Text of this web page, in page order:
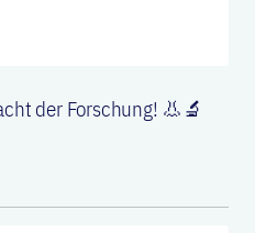
der Forschung! 👃🔬